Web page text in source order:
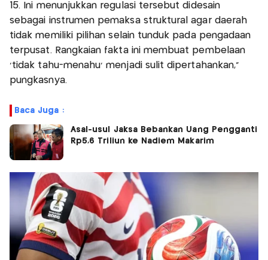
15. Ini menunjukkan regulasi tersebut didesain
sebagai instrumen pemaksa struktural agar daerah
tidak memiliki pilihan selain tunduk pada pengadaan
terpusat. Rangkaian fakta ini membuat pembelaan
‘tidak tahu-menahu’ menjadi sulit dipertahankan,”
pungkasnya.
Baca Juga :
Asal-usul Jaksa Bebankan Uang Pengganti
Rp5,6 Triliun ke Nadiem Makarim